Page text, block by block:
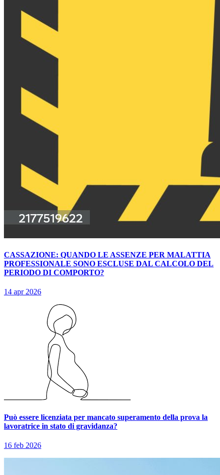
CASSAZIONE: QUANDO LE ASSENZE PER MALATTIA
PROFESSIONALE SONO ESCLUSE DAL CALCOLO DEL
PERIODO DI COMPORTO?
14 apr 2026
Può essere licenziata per mancato superamento della prova la
lavoratrice in stato di gravidanza?
16 feb 2026